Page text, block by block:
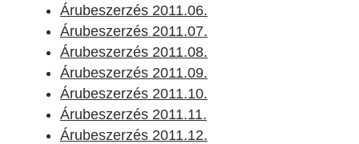
Árubeszerzés 2011.06.
Árubeszerzés 2011.07.
Árubeszerzés 2011.08.
Árubeszerzés 2011.09.
Árubeszerzés 2011.10.
Árubeszerzés 2011.11.
Árubeszerzés 2011.12.